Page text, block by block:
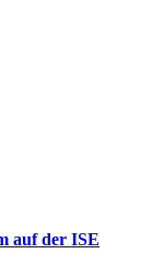
auf der ISE